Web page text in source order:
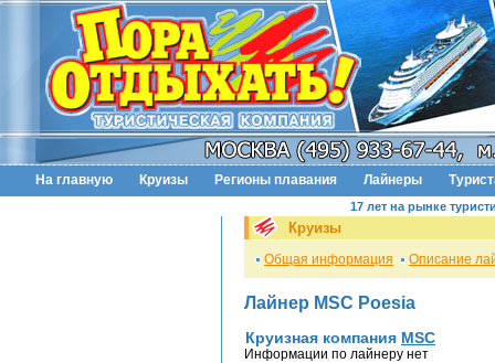
На главную Круизы Регионы плавания Лайнеры
17 лет на рынке
Круизы
Общая информация Описание
Лайнер MSC Poesia
Круизная компания MSC
Информации по лайнеру нет